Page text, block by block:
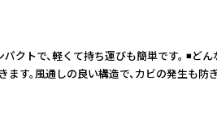
、軽くて持ち運びも簡単です。
通しの良い構造で、カビの発